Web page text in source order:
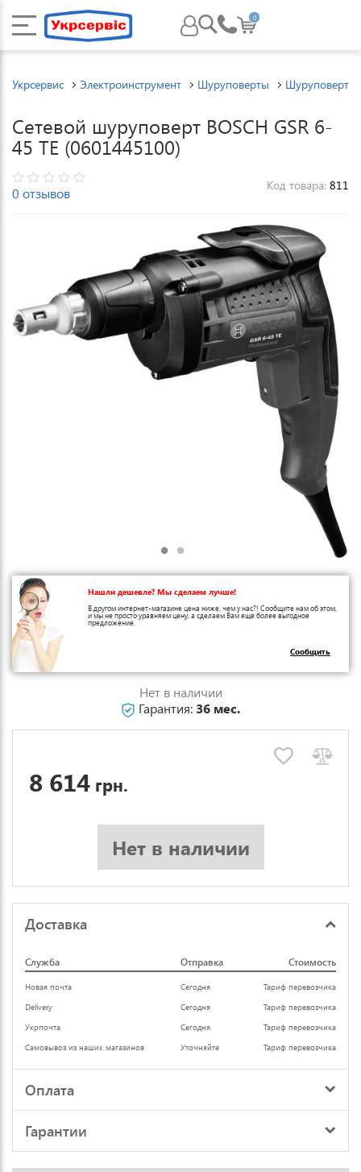
0
Укрсервис Электроинструмент Шуруповерты Шуруповерты
Сетевой шуруповерт BOSCH GSR 6-
45 TE (0601445100)
0 отзывов Код товара: 811
Нашли дешевле? Мы сделаем лучше!
В другом интернет-магазине цена ниже, чем у нас?! Сообщите нам об этом,
и мы не просто уравняем цену, а сделаем Вам еще более выгодное
предложение.
Сообщить
Нет в наличии
Гарантия: 36 мес.
8 614 грн.
Нет в наличии
Доставка
Служба Отправка Стоимость
Новая почта Сегодня
Тариф перевозчика
Delivery
Сегодня
Тариф перевозчика
Укрпочта
Сегодня
Тариф перевозчика
Самовывоз из наших магазинов
Уточняйте Тариф перевозчика
Оплата
Гарантии